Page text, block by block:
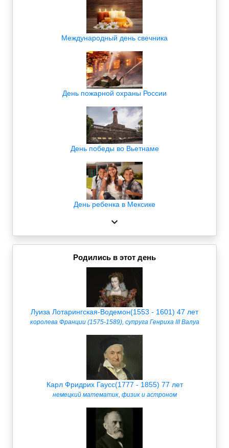
Международный день свечника
День пожарной охраны России
День победы во Вьетнаме
День ребенка в Мексике
Родились в этот день
Луиза Лотарингская-Водемон(1553 - 1601) 47 лет
королева Франции (1575-1589), супруга Генриха III Валуа
Карл Фридрих Гаусс(1777 - 1855) 77 лет
немецкий математик, физик и астроном